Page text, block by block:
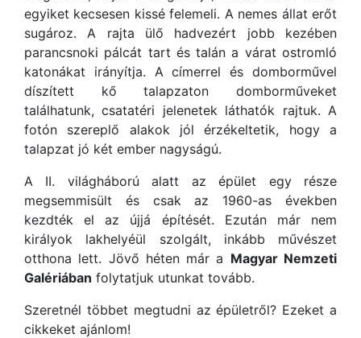
egyiket kecsesen kissé felemeli. A nemes állat erőt
sugároz. A rajta ülő hadvezért jobb kezében
parancsnoki pálcát tart és talán a várat ostromló
katonákat irányítja. A címerrel és domborművel
díszített kő talapzaton domborműveket
találhatunk, csatatéri jelenetek láthatók rajtuk. A
fotón szereplő alakok jól érzékeltetik, hogy a
talapzat jó két ember nagyságú.
A II. világháború alatt az épület egy része
megsemmisült és csak az 1960-as években
kezdték el az újjá építését. Ezután már nem
királyok lakhelyéül szolgált, inkább művészet
otthona lett. Jövő héten már a Magyar Nemzeti
Galériában folytatjuk utunkat tovább.
Szeretnél többet megtudni az épületről? Ezeket a
cikkeket ajánlom!